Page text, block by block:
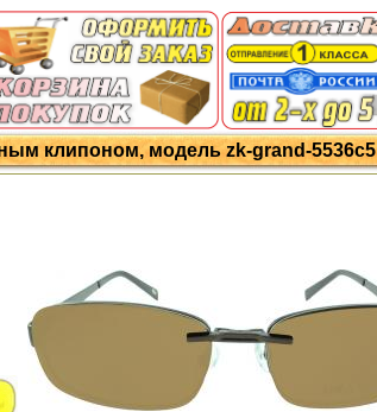
клипоном, модель zk-grand-5536c5